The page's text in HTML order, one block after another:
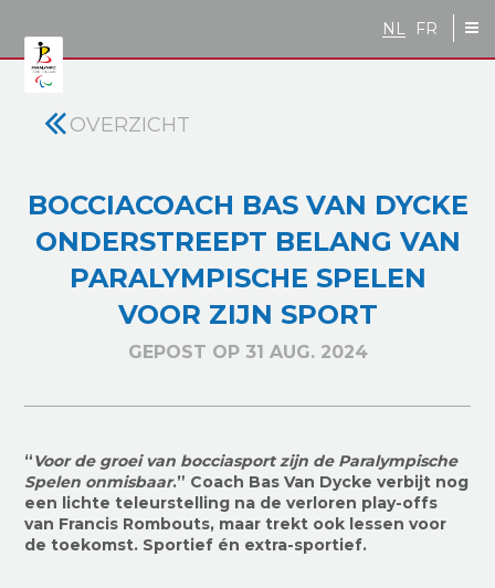
NL FR
OVERZICHT
BOCCIACOACH BAS VAN DYCKE
ONDERSTREEPT BELANG VAN
PARALYMPISCHE SPELEN
VOOR ZIJN SPORT
GEPOST OP 31 AUG. 2024
“Voor de groei van bocciasport zijn de Paralympische
Spelen onmisbaar.” Coach Bas Van Dycke verbijt nog
een lichte teleurstelling na de verloren play-offs
van Francis Rombouts, maar trekt ook lessen voor
de toekomst. Sportief én extra-sportief.